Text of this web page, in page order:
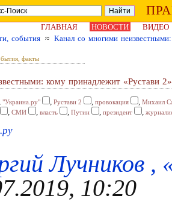
ГЛАВНАЯ НОВОСТИ
ВИДЕО
события ≈ Канал со многими
факты
кому принадлежит «Рустави 2»
"Украина.ру" , Рустави 2 , провокация , Михаил
, СМИ , власть , Путин , президент ,
Лучников ,
10:20